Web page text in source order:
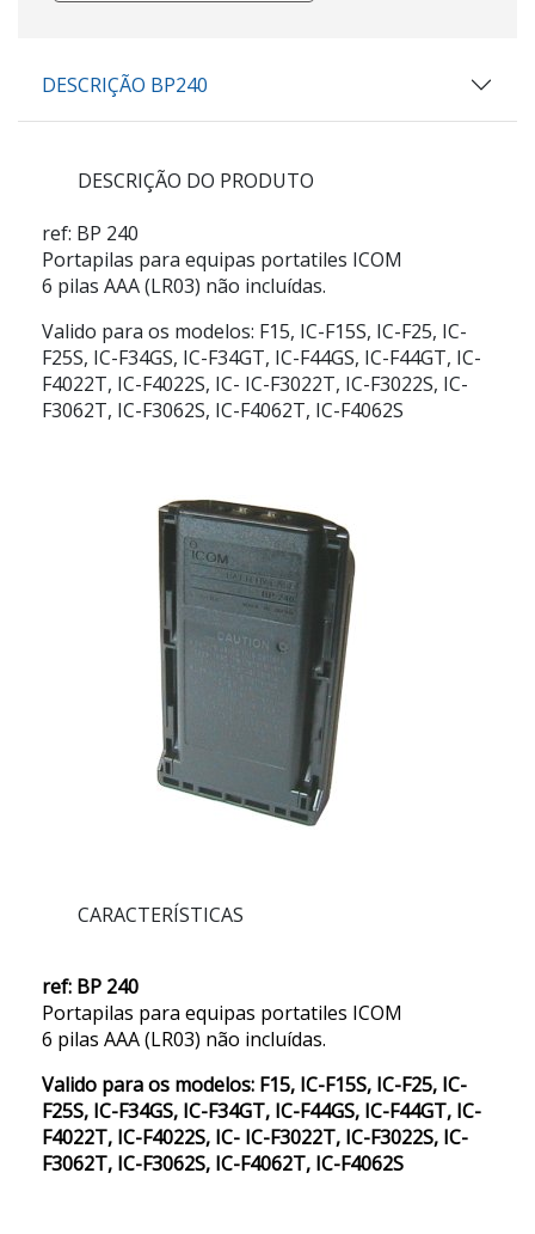
DESCRIÇÃO BP240
DESCRIÇÃO DO PRODUTO
ref: BP 240
Portapilas para equipas portatiles ICOM
6 pilas AAA (LR03) não incluídas.
Valido para os modelos: F15, IC-F15S, IC-F25, IC-
F25S, IC-F34GS, IC-F34GT, IC-F44GS, IC-F44GT, IC-
F4022T, IC-F4022S, IC- IC-F3022T, IC-F3022S, IC-
F3062T, IC-F3062S, IC-F4062T, IC-F4062S
CARACTERÍSTICAS
ref: BP 240
Portapilas para equipas portatiles ICOM
6 pilas AAA (LR03) não incluídas.
Valido para os modelos: F15, IC-F15S, IC-F25, IC-
F25S, IC-F34GS, IC-F34GT, IC-F44GS, IC-F44GT, IC-
F4022T, IC-F4022S, IC- IC-F3022T, IC-F3022S, IC-
F3062T, IC-F3062S, IC-F4062T, IC-F4062S